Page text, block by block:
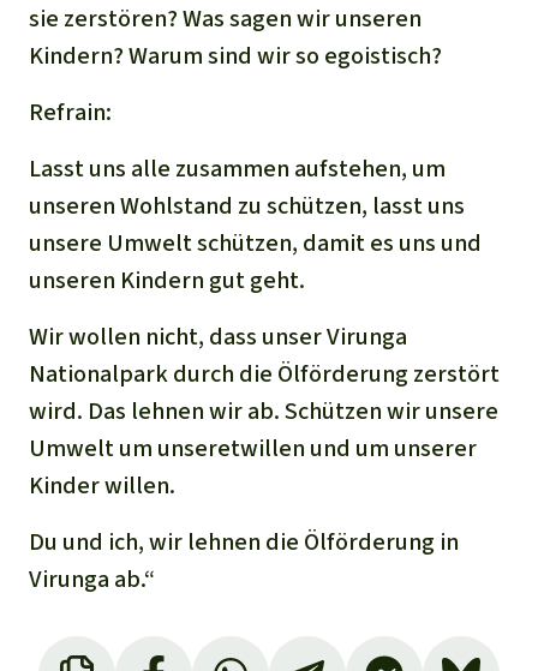
sie zerstören? Was sagen wir unseren
Kindern? Warum sind wir so egoistisch?
Refrain:
Lasst uns alle zusammen aufstehen, um
unseren Wohlstand zu schützen, lasst uns
unsere Umwelt schützen, damit es uns und
unseren Kindern gut geht.
Wir wollen nicht, dass unser Virunga
Nationalpark durch die Ölförderung zerstört
wird. Das lehnen wir ab. Schützen wir unsere
Umwelt um unseretwillen und um unserer
Kinder willen.
Du und ich, wir lehnen die Ölförderung in
Virunga ab.“
Vitshumbi ist ein Fischerdorf am Edwardsee